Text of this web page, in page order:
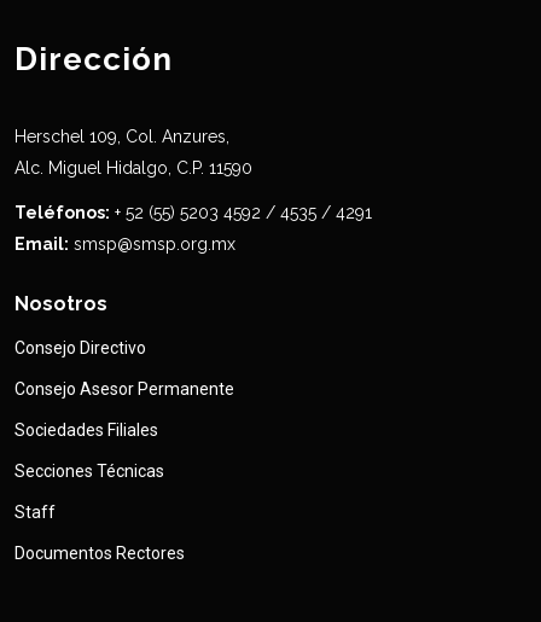
Dirección
Herschel 109, Col. Anzures,
Alc. Miguel Hidalgo, C.P. 11590
Teléfonos: + 52 (55) 5203 4592 / 4535 / 4291
Email: smsp@smsp.org.mx
Nosotros
Consejo Directivo
Consejo Asesor Permanente
Sociedades Filiales
Secciones Técnicas
Staff
Documentos Rectores